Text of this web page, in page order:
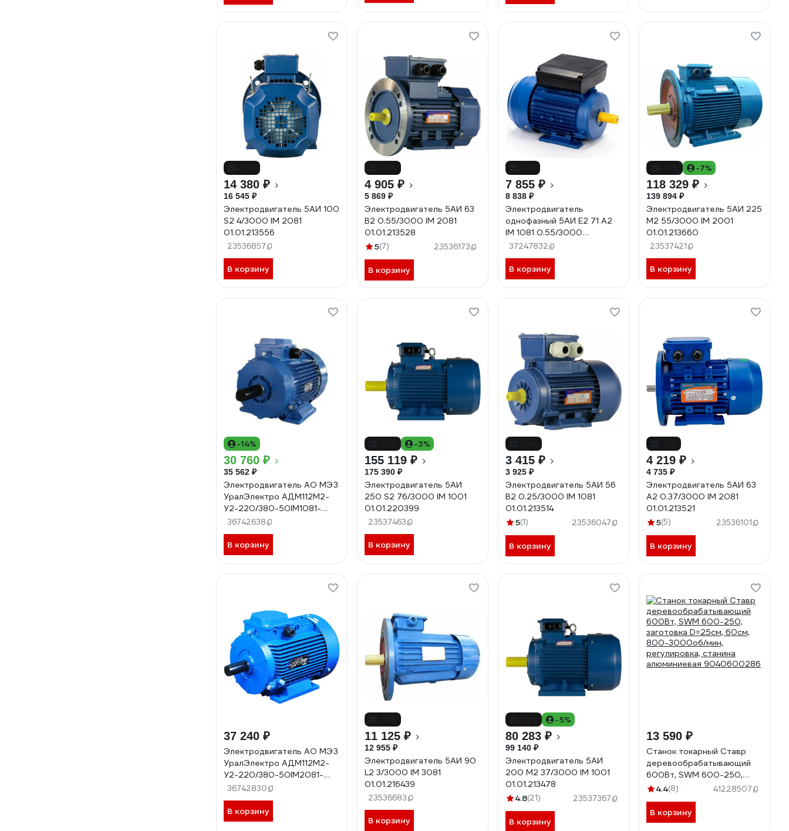
14 380 ₽
16 545 ₽
Электродвигатель 5АИ 100
S2 4/3000 IM 2081
01.01.213556
23536857
В корзину
4 905 ₽
5 869 ₽
Электродвигатель 5АИ 63
В2 0.55/3000 IM 2081
01.01.213528
5(7) 23536173
В корзину
7 855 ₽
8 838 ₽
Электродвигатель
однофазный 5АИ Е2 71 A2
IM 1081 0.55/3000
01.06.01.220329
37247832
В корзину
-7%
118 329 ₽
139 894 ₽
Электродвигатель 5АИ 225
М2 55/3000 IM 2001
01.01.213660
23537421
В корзину
-14%
30 760 ₽
35 562 ₽
Электродвигатель АО МЭЗ
УралЭлектро АДМ112М2-
У2-220/380-50IM1081-
Р.К.В АДМ112М2 1081
36742638
В корзину
-3%
155 119 ₽
175 390 ₽
Электродвигатель 5АИ
250 S2 76/3000 IM 1001
01.01.220399
23537463
В корзину
3 415 ₽
3 925 ₽
Электродвигатель 5АИ 56
В2 0.25/3000 IM 1081
01.01.213514
5(1) 23536047
В корзину
4 219 ₽
4 735 ₽
Электродвигатель 5АИ 63
А2 0.37/3000 IM 2081
01.01.213521
5(5) 23536101
В корзину
37 240 ₽
Электродвигатель АО МЭЗ
УралЭлектро АДМ112М2-
У2-220/380-50IM2081-
Р.К.В АДМ112М2 2081
36742830
В корзину
11 125 ₽
12 955 ₽
Электродвигатель 5АИ 90
L2 3/3000 IM 3081
01.01.216439
23536683
В корзину
-5%
80 283 ₽
99 140 ₽
Электродвигатель 5АИ
200 М2 37/3000 IM 1001
01.01.213478
4.8(21) 23537367
В корзину
13 590 ₽
Станок токарный Ставр
деревообрабатывающий
600Вт, SWM 600-250,
заготовка D=25cм, 60см,
регулировка, станина
алюминиевая 9040600286
4.4(8) 41228507
В корзину